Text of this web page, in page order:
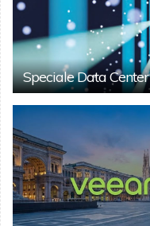
Speciale Data Center